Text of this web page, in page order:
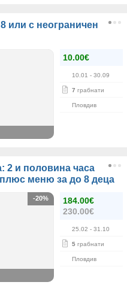
или с неограничен
10.00€
10.01 - 30.09
7 грабнати
Пловдив
2 и половина часа
меню за до 8 деца
184.00€
230.00€
25.02 - 31.10
5 грабнати
Пловдив
-20%